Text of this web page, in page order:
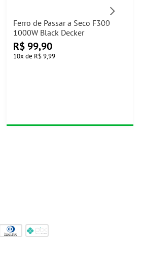
Ferro de Passar a Seco F300
1000W Black Decker
R$ 99,90
10x de R$ 9,99